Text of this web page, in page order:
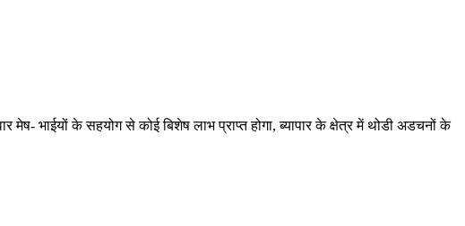
मेष- भाईयों के सहयोग से कोई बिशेष लाभ प्राप्त होगा, ब्यापार के क्षेत्र में थोडी अडचनों के